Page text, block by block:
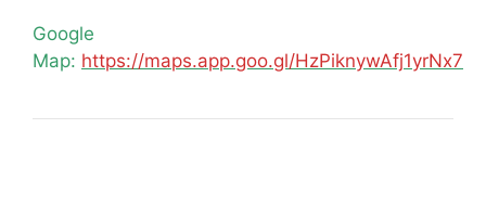
Google
Map: https://maps.app.goo.gl/HzPiknywAfj1yrNx7